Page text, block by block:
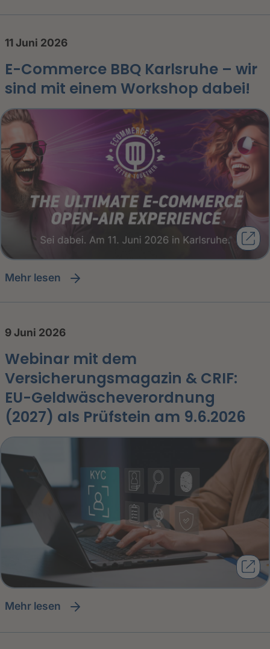
11 Juni 2026
E-Commerce BBQ Karlsruhe – wir
sind mit einem Workshop dabei!
Mehr lesen
9 Juni 2026
Webinar mit dem
Versicherungsmagazin & CRIF:
EU-Geldwäscheverordnung
(2027) als Prüfstein am 9.6.2026
Mehr lesen